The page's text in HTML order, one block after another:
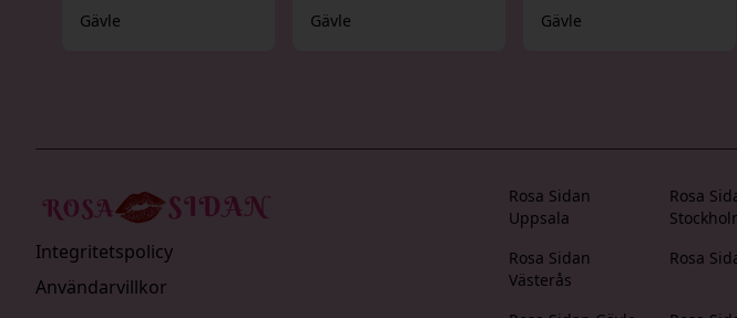
Gävle
Gävle
Gävle
Integritetspolicy
Användarvillkor
Rosa Sidan
Uppsala
Rosa
Rosa Sidan
Västerås
Rosa